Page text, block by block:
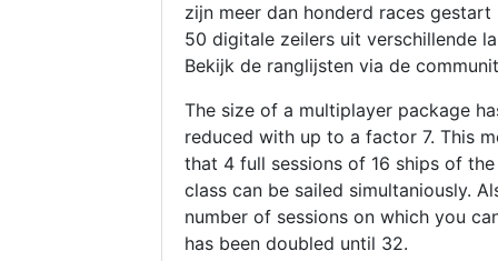
zijn meer dan honderd races gestart
50 digitale zeilers uit verschillende
Bekijk de ranglijsten via de
The size of a multiplayer package
reduced with up to a factor 7. This
that 4 full sessions of 16 ships of
class can be sailed simultaniously.
number of sessions on which you
has been doubled until 32.